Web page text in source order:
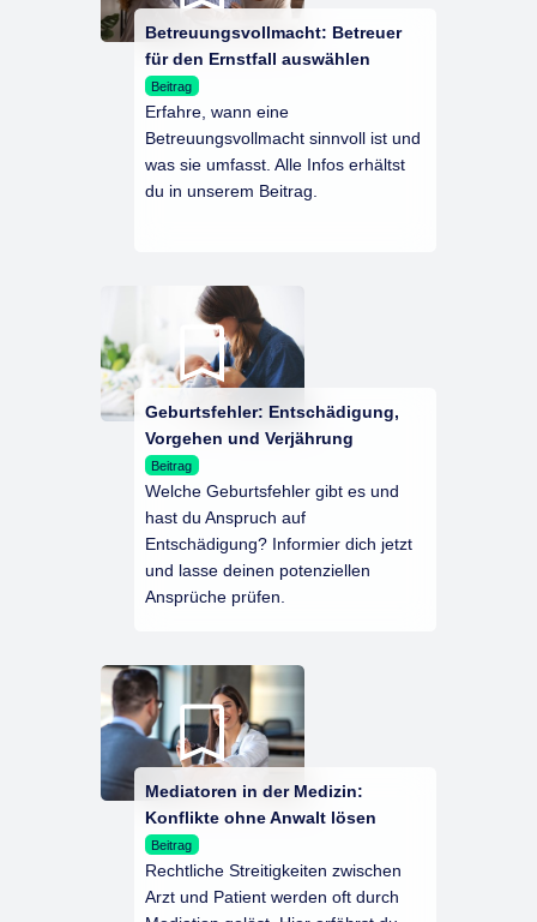
Betreuungsvollmacht: Betreuer
für den Ernstfall auswählen
Beitrag
Erfahre, wann eine
Betreuungsvollmacht sinnvoll ist und
was sie umfasst. Alle Infos erhältst
du in unserem Beitrag.
Geburtsfehler: Entschädigung,
Vorgehen und Verjährung
Beitrag
Welche Geburtsfehler gibt es und
hast du Anspruch auf
Entschädigung? Informier dich jetzt
und lasse deinen potenziellen
Ansprüche prüfen.
Mediatoren in der Medizin:
Konflikte ohne Anwalt lösen
Beitrag
Rechtliche Streitigkeiten zwischen
Arzt und Patient werden oft durch